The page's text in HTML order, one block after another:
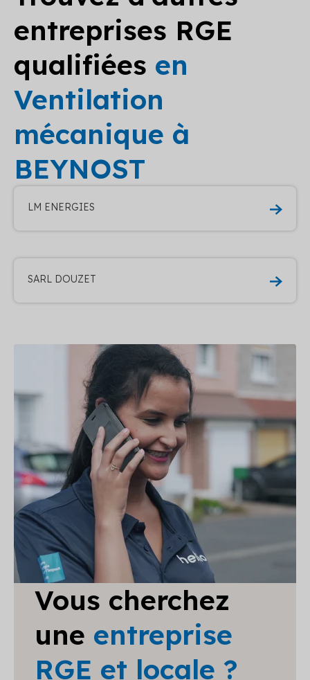
entreprises RGE
qualifiées en
Ventilation
mécanique à
BEYNOST
LM ENERGIES
SARL DOUZET
Vous cherchez
une entreprise
RGE et locale ?